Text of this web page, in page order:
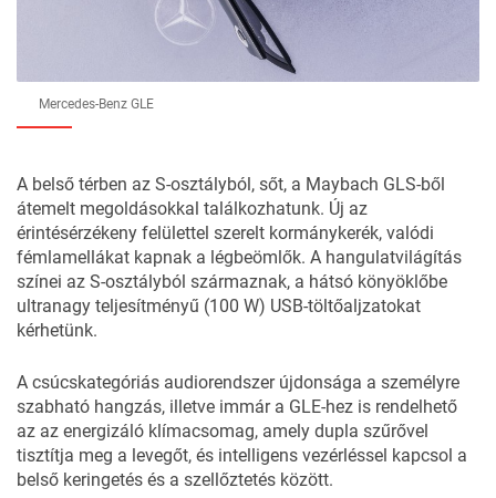
Mercedes-Benz GLE
A belső térben az S-osztályból, sőt, a Maybach GLS-ből
átemelt megoldásokkal találkozhatunk. Új az
érintésérzékeny felülettel szerelt kormánykerék, valódi
fémlamellákat kapnak a légbeömlők. A hangulatvilágítás
színei az S-osztályból származnak, a hátsó könyöklőbe
ultranagy teljesítményű (100 W) USB-töltőaljzatokat
kérhetünk.
A csúcskategóriás audiorendszer újdonsága a személyre
szabható hangzás, illetve immár a GLE-hez is rendelhető
az az energizáló klímacsomag, amely dupla szűrővel
tisztítja meg a levegőt, és intelligens vezérléssel kapcsol a
belső keringetés és a szellőztetés között.